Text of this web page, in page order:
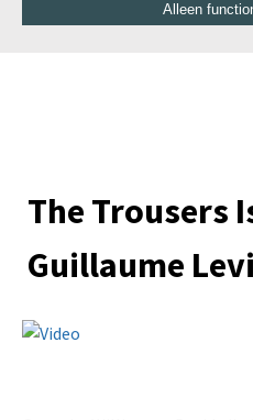
Alleen
The Trousers
Guillaume